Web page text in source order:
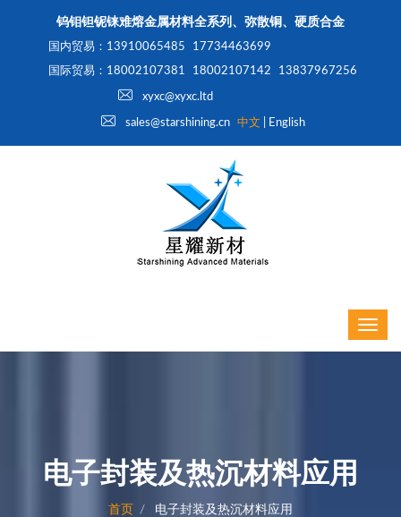
钨钼钽铌铼难熔金属材料全系列、弥散铜、硬质合金
国内贸易：13910065485
国际贸易：18002107381
17734463699
18002107142 13837967256
xyxc@xyxc.ltd
sales@starshining.cn 中文 English
电子封装及热沉材料应用
首页 电子封装及热沉材料应用